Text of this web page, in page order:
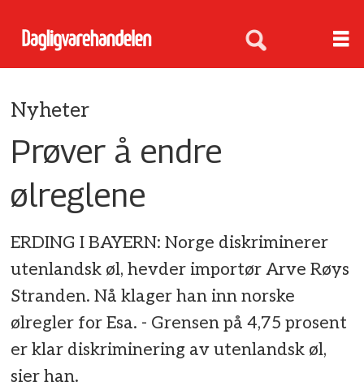
Nyheter
Prøver å endre
ølreglene
ERDING I BAYERN: Norge diskriminerer
utenlandsk øl, hevder importør Arve Røys
Stranden. Nå klager han inn norske
ølregler for Esa. - Grensen på 4,75 prosent
er klar diskriminering av utenlandsk øl,
sier han.